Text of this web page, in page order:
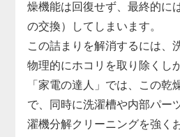
燥機能は回復せず、最終的に
の交換）してしまいます。
この詰まりを解消するには、
物理的にホコリを取り除くし
「家電の達人」では、この乾
で、同時に洗濯槽や内部パー
濯機分解クリーニングを強く